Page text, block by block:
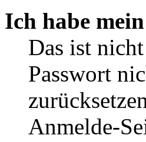
Ich habe
Das ist
Passwort
Anmelde-